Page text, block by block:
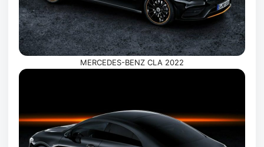
MERCEDES-BENZ CLA 2022